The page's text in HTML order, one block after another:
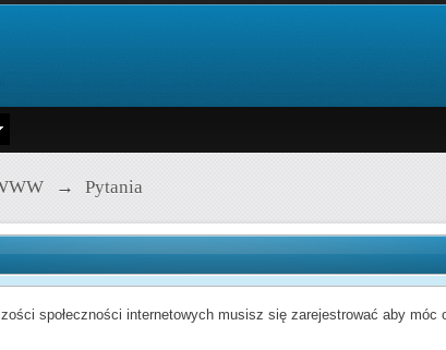
→ Pytania
społeczności internetowych musisz się zarejestrować aby